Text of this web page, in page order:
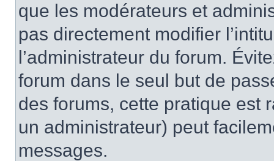
que les modérateurs et
pas directement modifier
l’administrateur du forum.
forum dans le seul but de
des forums, cette pratique est
un administrateur) peut
messages.